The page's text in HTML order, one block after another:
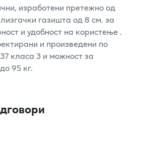
изработени претежно од
газишта од 8 см. за
и удобност на користење .
и произведени по
класа 3 и можност за
95 кг.